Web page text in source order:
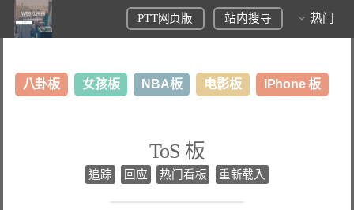
PTT网页版 站内搜寻 热门
八卦板 女孩板 NBA板 电影板 iPhone 板
ToS 板
追踪 回应 热门看板 重新载入